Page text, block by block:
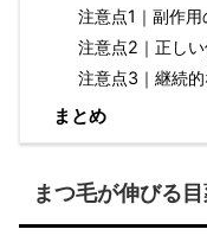
注意点1｜副作
注意点2｜正し
注意点3｜継続
まとめ
まつ毛が伸びる